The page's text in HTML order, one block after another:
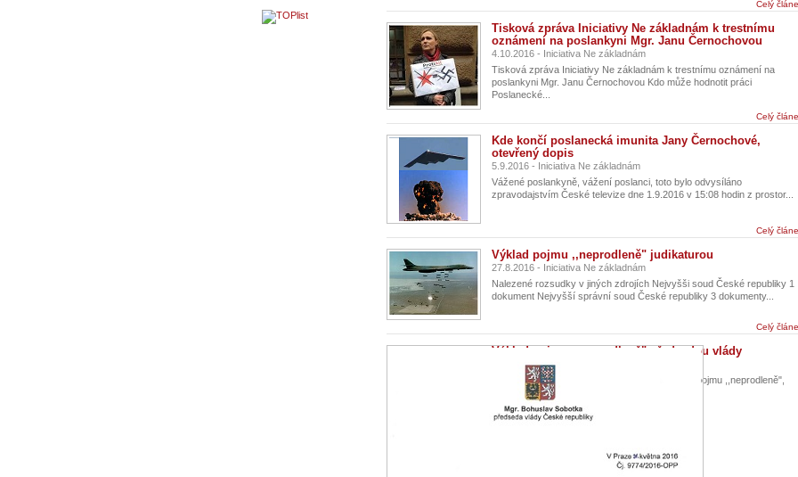
Celý
Tisková zpráva Iniciativy Ne základnám k trestnímu
oznámení na poslankyni Mgr. Janu Černochovou
4.10.2016 - Iniciativa Ne základnám
Tisková zpráva Iniciativy Ne základnám k trestnímu oznámení na
poslankyni Mgr. Janu Černochovou Kdo může hodnotit práci
Poslanecké...
Celý
Kde končí poslanecká imunita Jany Černochové,
otevřený dopis
5.9.2016 - Iniciativa Ne základnám
Vážené poslankyně, vážení poslanci, toto bylo odvysíláno
zpravodajstvím České televize dne 1.9.2016 v 15:08 hodin z prostor...
Celý
Výklad pojmu ,,neprodleně" judikaturou
27.8.2016 - Iniciativa Ne základnám
Nalezené rozsudky v jiných zdrojích Nejvyšši soud České republiky 1
dokument Nejvyšší správní soud České republiky 3 dokumenty...
Celý
Výklad pojmu ,,neprodleně" předsedou vlády
27.8.2016 - Iniciativa Ne základnám
Obrana a bezpečnost s přihlédnutím k výkladu pojmu ,,neprodleně",
může mít za starny vlády úplně jiný význam....